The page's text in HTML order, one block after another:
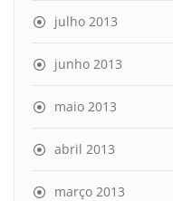
julho 2013
junho 2013
maio 2013
abril 2013
março 2013